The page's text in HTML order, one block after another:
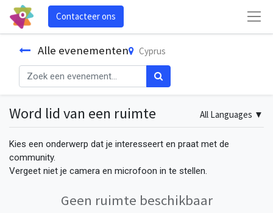
Contacteer ons
Alle evenementen Cyprus
Word lid van een ruimte All Languages ▼
Kies een onderwerp dat je interesseert en praat met de
community.
Vergeet niet je camera en microfoon in te stellen.
Geen ruimte beschikbaar